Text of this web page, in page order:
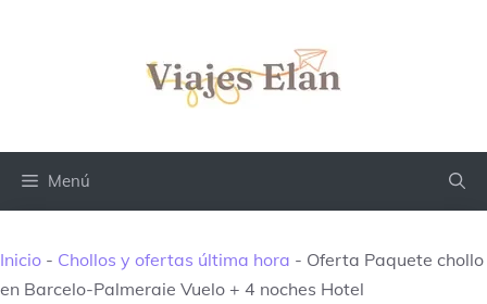
Menú
Inicio - Chollos y ofertas última hora - Oferta Paquete chollo
en Barcelo-Palmeraie Vuelo + 4 noches Hotel